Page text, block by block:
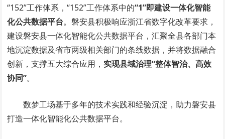
“152”工作体系，“152”工作体系中的“1”即建设一体化智能
化公共数据平台。磐安县积极响应浙江省数字化改革要求，
建设磐安县一体化智能化公共数据平台，汇聚全县各部门本
地沉淀数据及省市两级相关部门的条线数据，并将数据融合
创新，支撑五大综合应用，实现县域治理“整体智治、高效
协同”。
数梦工场基于多年的技术实践和经验沉淀，助力磐安县
打造一体化智能化公共数据平台。